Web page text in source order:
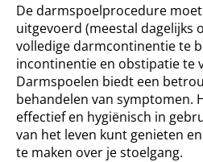
De darmspoelprocedure
uitgevoerd (meestal dagelijks
volledige darmcontinentie te
incontinentie en obstipatie te
Darmspoelen biedt een
behandelen van symptomen.
effectief en hygiënisch in
van het leven kunt genieten
te maken over je stoelgang.